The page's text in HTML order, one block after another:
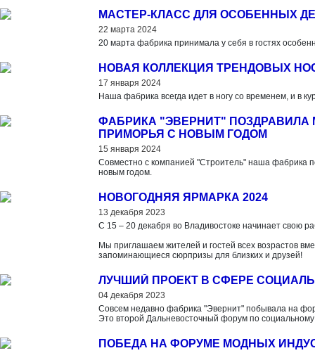
МАСТЕР-КЛАСС ДЛЯ ОСОБЕННЫХ
22 марта 2024
20 марта фабрика принимала у себя в гостях
НОВАЯ КОЛЛЕКЦИЯ ТРЕНДОВЫХ
17 января 2024
Наша фабрика всегда идет в ногу со временем, и в
ФАБРИКА "ЭВЕРНИТ"
ПРИМОРЬЯ С НОВЫМ ГОДОМ
15 января 2024
Совместно с компанией "Строитель" наша фабрика
новым годом.
НОВОГОДНЯЯ ЯРМАРКА 2024
13 декабря 2023
С 15 – 20 декабря во Владивостоке начинает свою
Мы приглашаем жителей и гостей всех возрастов
запоминающиеся сюрпризы для близких и друзей!
ЛУЧШИЙ ПРОЕКТ В СФЕРЕ
04 декабря 2023
Совсем недавно фабрика "Эвернит" побывала на
Это второй Дальневосточный форум по
ПОБЕДА НА ФОРУМЕ МОДНЫХ